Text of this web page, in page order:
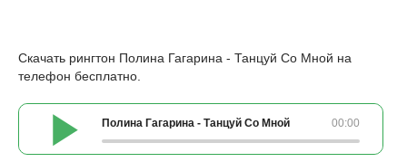
Скачать рингтон Полина Гагарина - Танцуй Со Мной на
телефон бесплатно.
00:00
Полина Гагарина - Танцуй Со Мной